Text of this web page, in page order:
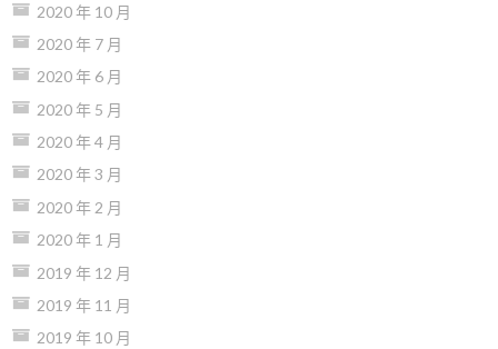
2020 年 10 月
2020 年 7 月
2020 年 6 月
2020 年 5 月
2020 年 4 月
2020 年 3 月
2020 年 2 月
2020 年 1 月
2019 年 12 月
2019 年 11 月
2019 年 10 月